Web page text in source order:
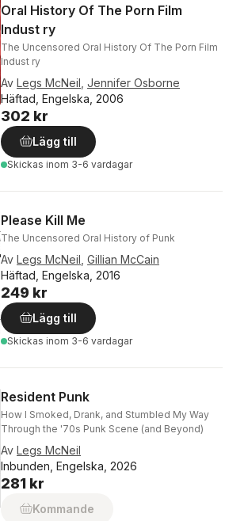
Oral History Of The Porn Film
Indust ry
The Uncensored Oral History Of The Porn Film
Indust ry
Av Legs McNeil Jennifer Osborne
Häftad, Engelska, 2006
302 kr
Lägg till
Skickas inom 3-6 vardagar
Please Kill Me
The Uncensored Oral History of Punk
Av Legs McNeil Gillian McCain
Häftad, Engelska, 2016
249 kr
Lägg till
Skickas inom 3-6 vardagar
Resident Punk
How I Smoked, Drank, and Stumbled My Way
Through the '70s Punk Scene (and Beyond)
Av Legs McNeil
Inbunden, Engelska, 2026
281 kr
Kommande